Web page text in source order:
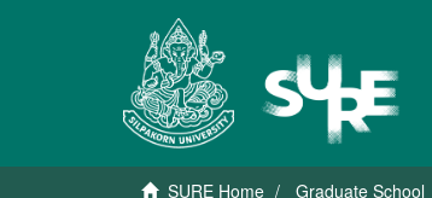
SURE Home Graduate School